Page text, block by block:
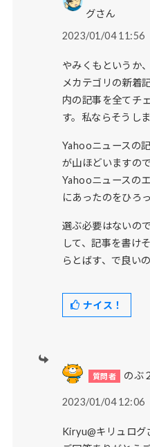
グさん
2023/01/04 11:56
やみくもというか
メカテゴリの新着
内の記事を全てチ
す。私ならそうし
Yahooニュースの
が山ほどいますの
Yahooニュースの
にあったのをひろ
選ぶ必要はないの
して、記事を書け
らとばす、で良いの
ナイス！
のぶ
2023/01/04 12:06
Kiryu@キリュログ